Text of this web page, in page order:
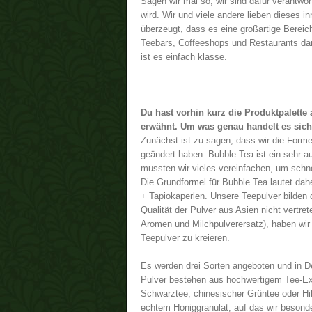
wird. Wir und viele andere lieben dieses
überzeugt, dass es eine großartige
Teebars, Coffeeshops und Restaurants
ist es einfach klasse.
Du hast vorhin kurz die Produktpalette
erwähnt. Um was genau handelt es
Zunächst ist zu sagen, dass wir die
geändert haben. Bubble Tea ist ein sehr
mussten wir vieles vereinfachen, um
Die Grundformel für Bubble Tea lautet
+ Tapiokaperlen. Unsere Teepulver
Qualität der Pulver aus Asien nicht
Aromen und Milchpulverersatz), haben
Teepulver zu kreieren.
Es werden drei Sorten angeboten und in
Pulver bestehen aus hochwertigem Tee-
Schwarztee, chinesischer Grüntee oder
echtem Honiggranulat, auf das wir